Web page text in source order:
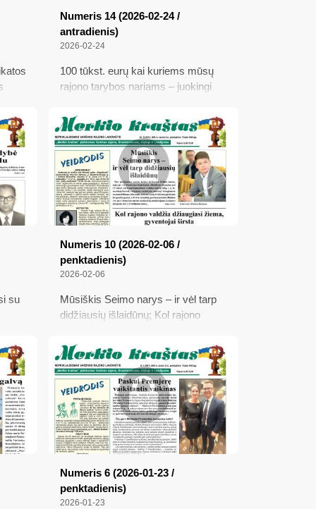
Numeris 14 (2026-02-24 /
antradienis)
2026-02-24
100 tūkst. eurų kai kuriems mūsų
rajono tarybos nariams – juokingi
varėniškiams teko skubiai
evakuotis; Atradimai... Ar žinojote?;
Kabelių pasieniečiai neleido iš
Baltarusijos įsibrauti 9 neteisėtiems
migrantams; Kas vyksta pasienyje
su Baltarusija
su
Numeris 10 (2026-02-06 /
penktadienis)
2026-02-06
Mūsiškis Seimo narys – ir vėl tarp
didžiausių išlaidūnų; Kol rajono
širsta; Apie šalčio rekordus mūsų
rajone ir kitur; Paulius Babravičius
nuog Valkinykų, sugrįžęs ten, kur
gera dūšioj
Numeris 6 (2026-01-23 /
penktadienis)
2026-01-23